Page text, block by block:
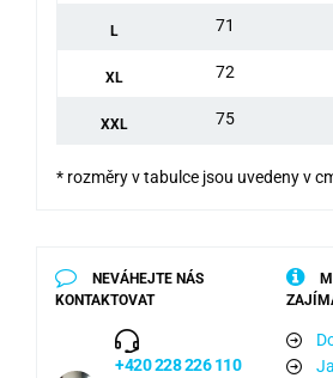
L 71
XL 72
XXL 75
* rozměry v tabulce jsou uvedeny v
NEVÁHEJTE NÁS
KONTAKTOVAT
+420 228 226 110